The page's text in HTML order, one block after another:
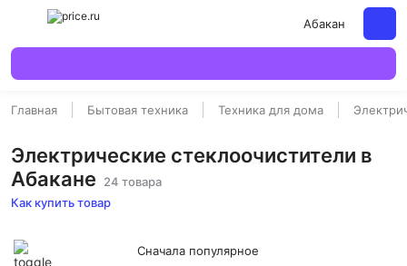
Абакан
Главная Бытовая техника Техника для дома
Электрические стеклоочистители в
Абакане
24 товара
Как купить товар
Сначала популярное